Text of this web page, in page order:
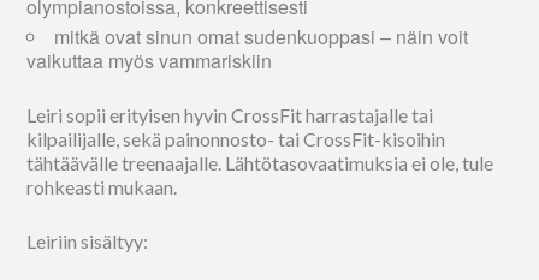
olympianostoissa, konkreettisesti
mitkä ovat sinun omat sudenkuoppasi – näin voit
vaikuttaa myös vammariskiin
Leiri sopii erityisen hyvin CrossFit harrastajalle tai
kilpailijalle, sekä painonnosto- tai CrossFit-kisoihin
tähtäävälle treenaajalle. Lähtötasovaatimuksia ei ole, tule
rohkeasti mukaan.
Leiriin sisältyy: